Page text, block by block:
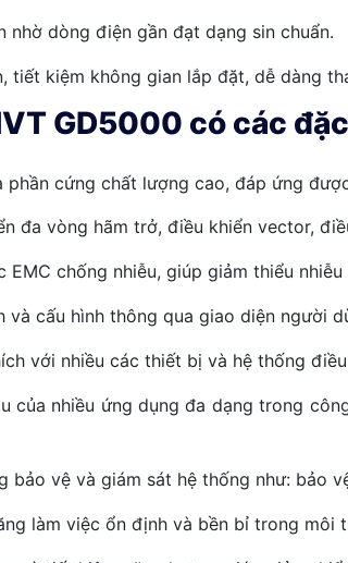
nhờ dòng điện gần đạt dạng sin chuẩn.
tiết kiệm không gian lắp đặt, dễ dàng
GD5000 có các
phần cứng chất lượng cao, đáp ứng
đa vòng hãm trở, điều khiển vector,
EMC chống nhiễu, giúp giảm thiểu
và cấu hình thông qua giao diện người
với nhiều các thiết bị và hệ thống
của nhiều ứng dụng đa dạng trong
bảo vệ và giám sát hệ thống như: bảo
làm việc ổn định và bền bỉ trong môi